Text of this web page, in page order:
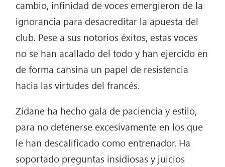
cambio, infinidad de voces emergieron de la
ignorancia para desacreditar la apuesta del
club. Pese a sus notorios éxitos, estas voces
no se han acallado del todo y han ejercido en
de forma cansina un papel de resistencia
hacia las virtudes del francés.
Zidane ha hecho gala de paciencia y estilo,
para no detenerse excesivamente en los que
le han descalificado como entrenador. Ha
soportado preguntas insidiosas y juicios